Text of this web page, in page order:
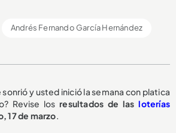
Andrés Fernando García Hernández
sonrió y usted inició la semana con platica
Revise losresultados de lasloterías
17 de marzo.